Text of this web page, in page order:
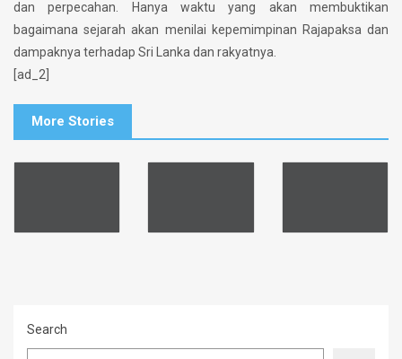
dan perpecahan. Hanya waktu yang akan membuktikan
bagaimana sejarah akan menilai kepemimpinan Rajapaksa dan
dampaknya terhadap Sri Lanka dan rakyatnya.
[ad_2]
More Stories
Search